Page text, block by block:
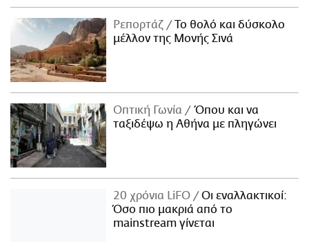
Ρεπορτάζ
Το θολό και δύσκολο
μέλλον της Μονής Σινά
Οπτική Γωνία
Όπου και να
ταξιδέψω η Αθήνα με πληγώνει
20 χρόνια LiFO
Οι εναλλακτικοί:
Όσο πιο μακριά από το
mainstream γίνεται